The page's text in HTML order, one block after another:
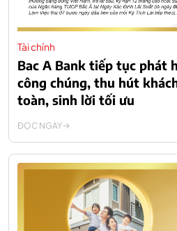
Tài chính
Bac A Bank tiếp tục phát
công chúng, thu hút
toàn, sinh lời tối ưu
ĐỌC NGAY